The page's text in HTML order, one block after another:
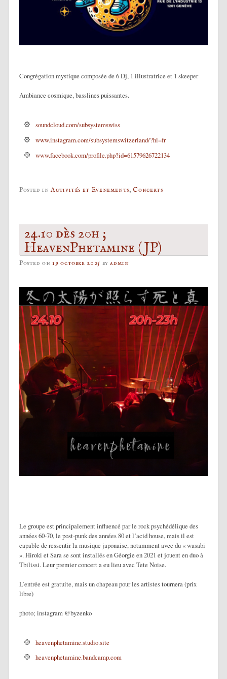
Congrégation mystique composée de 6 Dj, 1 illustratrice et 1 skeeper
Ambiance cosmique, basslines puissantes.
soundcloud.com/subsystemswiss
www.instagram.com/subsystemswitzerland/?hl=fr
www.facebook.com/profile.php?id=61579626722134
Posted inActivités et Evenements, Concerts
24.10 dès 20h ;
HeavenPhetamine (JP)
Posted on19 octobre 2025 byadmin
Le groupe est principalement influencé par le rock psychédélique des
années 60-70, le post-punk des années 80 et l’acid house, mais il est
capable de ressentir la musique japonaise, notamment avec du « wasabi
». Hiroki et Sara se sont installés en Géorgie en 2021 et jouent en duo à
Tbilissi. Leur premier concert a eu lieu avec Tete Noise.
L’entrée est gratuite, mais un chapeau pour les artistes tournera (prix
libre)
photo; instagram @byzenko
heavenphetamine.studio.site
heavenphetamine.bandcamp.com